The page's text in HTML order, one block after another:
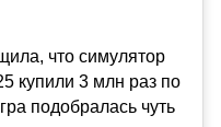
что симулятор
купили 3 млн раз по
подобралась чуть